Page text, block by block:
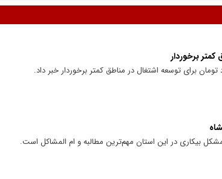
بیکاری در این استان مهم‌ترین مطالبه و ام المشاکل است.